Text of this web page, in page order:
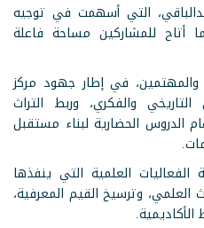
التي أسهمت في توجيه
أتاح للمشاركين مساحة فاعلة
في إطار جهود مركز
والفكري، وربط التراث
الدروس الحضارية لبناء مستقبل
العلمية التي ينفذها
العلمي، وترسيخ القيم المعرفية،